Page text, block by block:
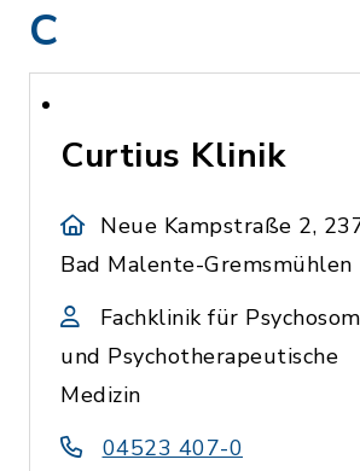
C
Curtius Klinik
Neue Kampstraße 2,
Bad Malente-Gremsmühlen
Fachklinik für
und Psychotherapeutische
Medizin
04523 407-0